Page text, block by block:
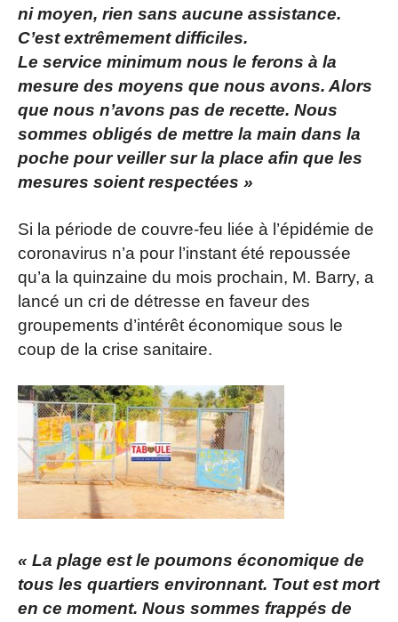
ni moyen, rien sans aucune assistance.
C’est extrêmement difficiles.
Le service minimum nous le ferons à la
mesure des moyens que nous avons. Alors
que nous n’avons pas de recette. Nous
sommes obligés de mettre la main dans la
poche pour veiller sur la place afin que les
mesures soient respectées »
Si la période de couvre-feu liée à l’épidémie de
coronavirus n’a pour l’instant été repoussée
qu’a la quinzaine du mois prochain, M. Barry, a
lancé un cri de détresse en faveur des
groupements d’intérêt économique sous le
coup de la crise sanitaire.
« La plage est le poumons économique de
tous les quartiers environnant. Tout est mort
en ce moment. Nous sommes frappés de